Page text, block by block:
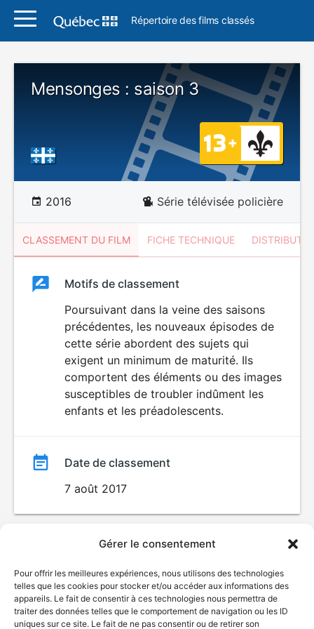
Gérer le consentement
Pour offrir les meilleures expériences, nous utilisons des technologies
telles que les cookies pour stocker et/ou accéder aux informations des
appareils. Le fait de consentir à ces technologies nous permettra de
traiter des données telles que le comportement de navigation ou les ID
uniques sur ce site. Le fait de ne pas consentir ou de retirer son
Répertoire des films classés
Mensonges : saison 3
2016 Série télévisée policière
CLASSEMENT DU FILM FICHE TECHNIQUE
ClassementClassement
Motifs de classement
Poursuivant dans la veine des saisons
précédentes, les nouveaux épisodes de
cette série abordent des sujets qui
exigent un minimum de maturité. Ils
comportent des éléments ou des images
susceptibles de troubler indûment les
enfants et les préadolescents.
Date de classement
7 août 2017